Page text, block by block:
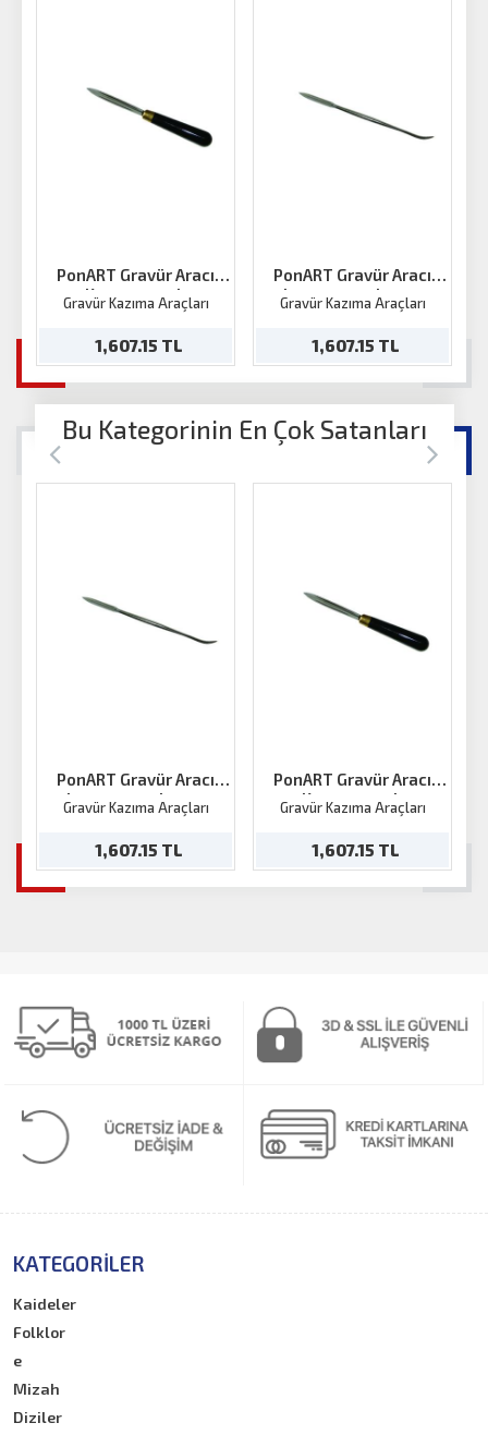
PonART Gravür Aracı
Kazıma saplı
Gravür Kazıma Araçları
1,607.15 TL
PonART Gravür Aracı
kazıma+parlatma
Gravür Kazıma Araçları
1,607.15 TL
Bu Kategorinin En Çok Satanları
PonART Gravür Aracı
kazıma+parlatma
Gravür Kazıma Araçları
1,607.15 TL
PonART Gravür Aracı
Kazıma saplı
Gravür Kazıma Araçları
1,607.15 TL
KATEGORILER
Kaideler
Folklor
e
Mizah
Diziler